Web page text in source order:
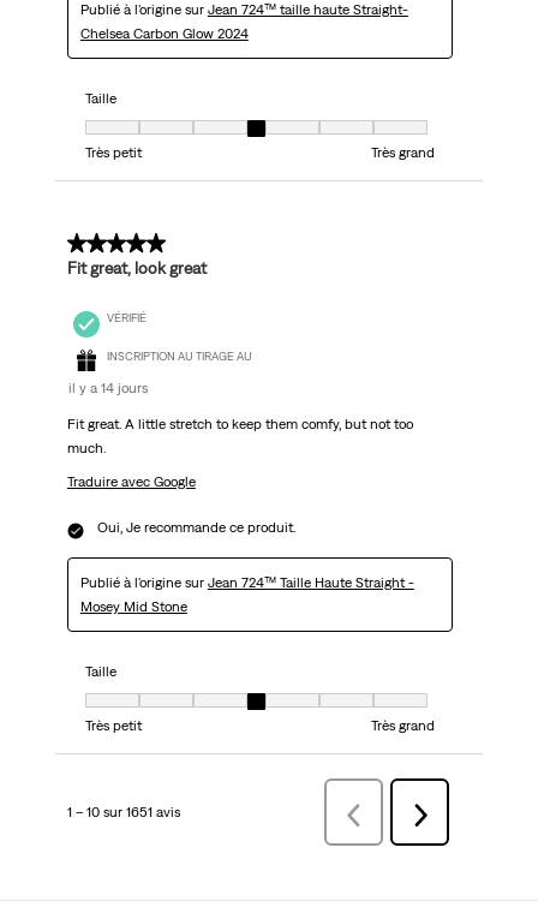
Publié à l'origine sur Jean 724™ taille haute Straight-
Chelsea Carbon Glow 2024
Taille
Taille, 4 sur 7, où 1 est égal à Très petit et 7 est égal à Très grand
Très petit
Très grand
5 sur 5 étoiles.
Fit great, look great
VÉRIFIÉ
INSCRIPTION AU TIRAGE AU
il y a 14 jours
Fit great. A little stretch to keep them comfy, but not too
much.
Traduire avec Google
Oui, Je recommande ce produit.
Publié à l'origine sur Jean 724™ Taille Haute Straight -
Mosey Mid Stone
Taille
Taille, 4 sur 7, où 1 est égal à Très petit et 7 est égal à Très grand
Très petit
Très grand
1 – 10 sur 1651 avis PrécédentavisSuivant
avis